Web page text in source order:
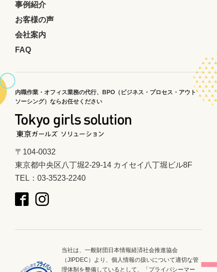
事例紹介
お客様の声
会社案内
FAQ
内職作業・オフィス業務の代行、
BPO（ビジネス・プロセス・アウト
ソーシング）ならお任せください
〒104-0032
東京都中央区八丁堀2-29-14 カイセイ八丁堀ビル8F
TEL：03-3523-2240
当社は、一般財団日本情報経済社会推進協会
（JIPDEC）より、個人情報の扱いについて適切な管
理体制を整備しているとして、「プライバシーマー